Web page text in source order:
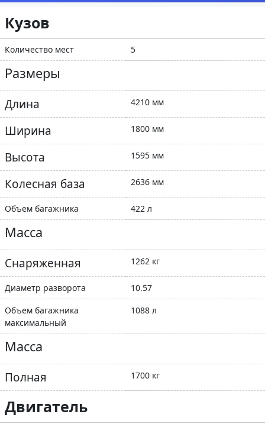
Кузов
Количество мест 5
Размеры
Длина 4210 мм
Ширина 1800 мм
Высота 1595 мм
Колесная база 2636 мм
Объем багажника 422 л
Масса
Снаряженная 1262 кг
Диаметр разворота
10.57
Объем багажника
максимальный
1088 л
Масса
Полная 1700 кг
Двигатель